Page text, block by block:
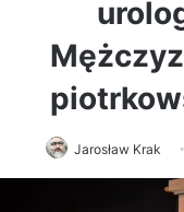
Jarosław Krak